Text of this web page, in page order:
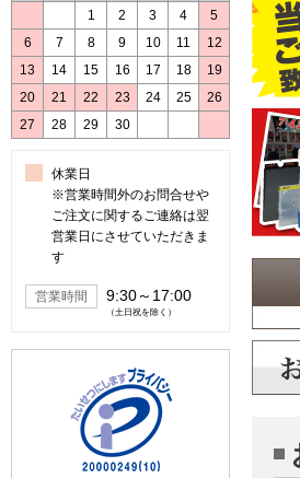
1
2 3 4
5
6
7 8 9 10 11
12
13
14 15 16 17 18
19
20
21 22 23 24 25
26
27
28 29 30
休業日
※営業時間外のお問合せや
ご注文に関するご連絡は翌
営業日にさせていただきま
す
営業時間 9:30～17:00
（土日祝を除く）